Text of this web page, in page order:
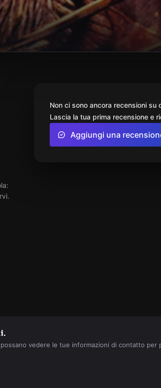
Non ci sono ancora recensioni su
Lascia la tua prima recensione e
Aggiungi una
vedere le tue informazioni di contatto per